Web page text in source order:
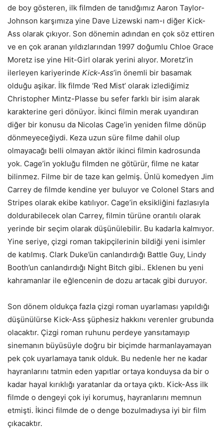
de boy gösteren, ilk filmden de tanıdğımız Aaron Taylor-
Johnson karşımıza yine Dave Lizewski nam-ı diğer Kick-
Ass olarak çıkıyor. Son dönemin adından en çok söz ettiren
ve en çok aranan yıldızlarından 1997 doğumlu Chloe Grace
Moretz ise yine Hit-Girl olarak yerini alıyor. Moretz’in
ilerleyen kariyerinde Kick-Ass’in önemli bir basamak
olduğu aşikar. İlk filmde ‘Red Mist’ olarak izlediğimiz
Christopher Mintz-Plasse bu sefer farklı bir isim alarak
karakterine geri dönüyor. İkinci filmin merak uyandıran
diğer bir konusu da Nicolas Cage’in yeniden filme dönüp
dönmeyeceğiydi. Keza uzun süre filme dahil olup
olmayacağı belli olmayan aktör ikinci filmin kadrosunda
yok. Cage’in yokluğu filmden ne götürür, filme ne katar
bilinmez. Filme bir de taze kan gelmiş. Ünlü komedyen Jim
Carrey de filmde kendine yer buluyor ve Colonel Stars and
Stripes olarak ekibe katılıyor. Cage’in eksikliğini fazlasıyla
doldurabilecek olan Carrey, filmin türüne orantılı olarak
yerinde bir seçim olarak düşünülebilir. Bu kadarla kalmıyor.
Yine seriye, çizgi roman takipçilerinin bildiği yeni isimler
de katılmış. Clark Duke’ün canlandırdığı Battle Guy, Lindy
Booth’un canlandırdığı Night Bitch gibi.. Eklenen bu yeni
kahramanlar ile eğlencenin de dozu artacak gibi duruyor.
Son dönem oldukça fazla çizgi roman uyarlaması yapıldığı
düşünülürse Kick-Ass şüphesiz hakkını verenler grubunda
olacaktır. Çizgi roman ruhunu perdeye yansıtamayıp
sinemanın büyüsüyle doğru bir biçimde harmanlayamayan
pek çok uyarlamaya tanık olduk. Bu nedenle her ne kadar
hayranlarını tatmin eden yapıtlar ortaya konduysa da bir o
kadar hayal kırıklığı yaratanlar da ortaya çıktı. Kick-Ass ilk
filmde o dengeyi çok iyi korumuş, hayranlarını memnun
etmişti. İkinci filmde de o denge bozulmadıysa iyi bir film
çıkacaktır.